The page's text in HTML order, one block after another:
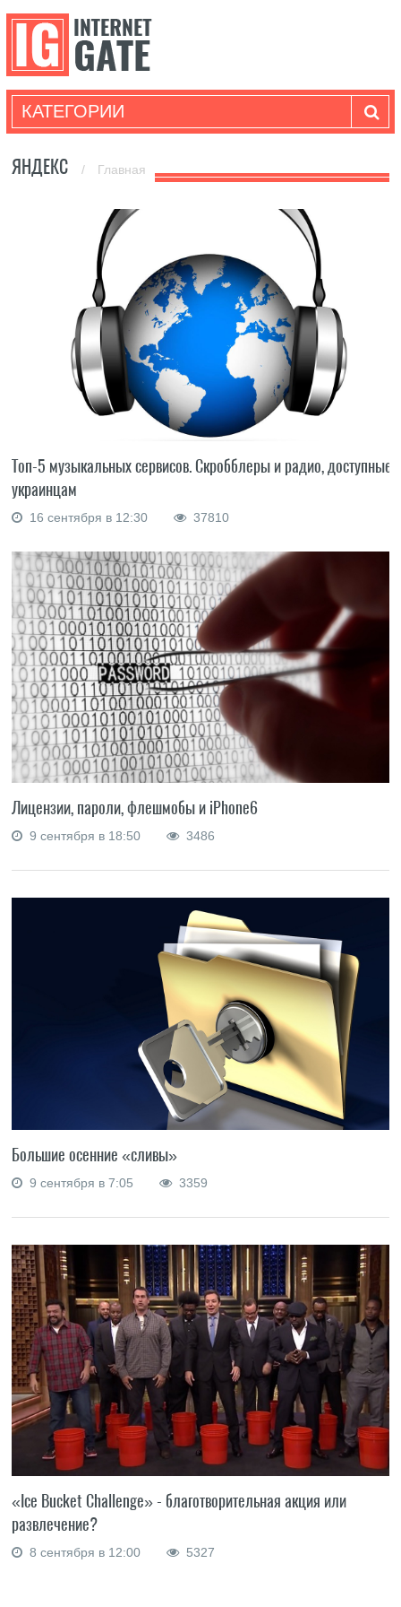
КАТЕГОРИИ
ЯНДЕКС / Главная
Топ-5 музыкальных сервисов. Скробблеры и радио, доступные
украинцам
16 сентября в 12:30 37810
Лицензии, пароли, флешмобы и iPhone6
9 сентября в 18:50 3486
Большие осенние «сливы»
9 сентября в 7:05 3359
«Ice Bucket Challenge» - благотворительная акция или
развлечение?
8 сентября в 12:00 5327